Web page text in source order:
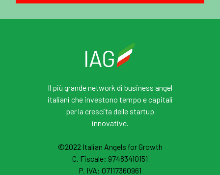
Il più grande network di business angel
italiani che investono tempo e capitali
per la crescita delle startup
innovative.
©2022 Italian Angels for Growth
C. Fiscale: 97483410151
P. IVA: 07117360961